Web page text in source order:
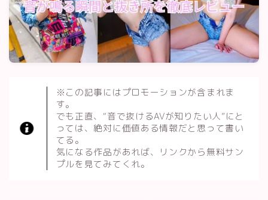
※この記事にはプロモーションが含まれま
す。
でも正直、“音で抜けるAVが知りたい人”にと
っては、絶対に価値ある情報だと思って書い
てる。
気になる作品があれば、リンクから無料サン
プルを見てみてくれ。